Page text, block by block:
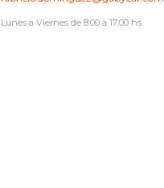
Lunes a Viernes de 8:00 a 17:00 hs.